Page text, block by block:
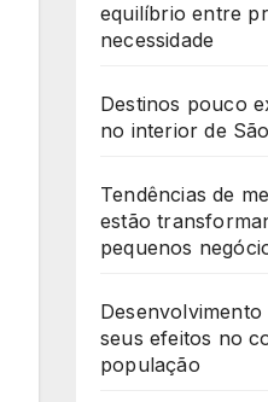
equilíbrio entre
necessidade
Destinos pouco
no interior de
Tendências de
estão
pequenos
seus efeitos no
população